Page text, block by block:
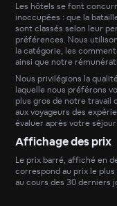
Les hôtels se font
inoccupées : que la
sont classés selon leur
préférences. Nous
la catégorie, les
ainsi que notre
Nous privilégions la
laquelle nous préférons
plus gros de notre travail
aux voyageurs des
évaluer après votre séjour
Affichage des prix
Le prix barré, affiché en
correspond au prix le
au cours des 30 derniers